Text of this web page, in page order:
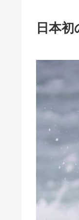
日本